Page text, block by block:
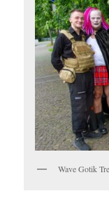
Wave Gotik